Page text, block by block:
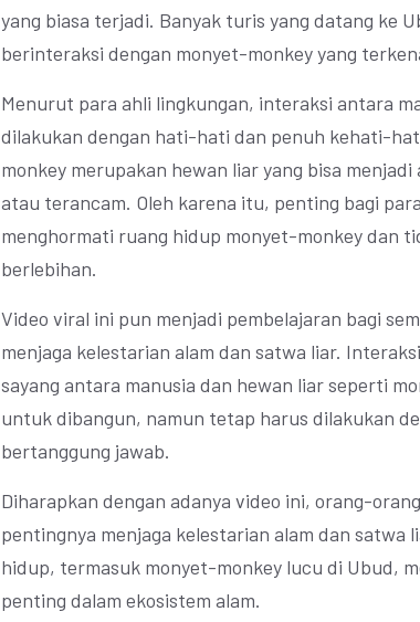
yang biasa terjadi. Banyak turis yang datang ke
berinteraksi dengan monyet-monkey yang
Menurut para ahli lingkungan, interaksi antara
dilakukan dengan hati-hati dan penuh kehati-
monkey merupakan hewan liar yang bisa
atau terancam. Oleh karena itu, penting bagi
menghormati ruang hidup monyet-monkey dan
berlebihan.
Video viral ini pun menjadi pembelajaran bagi
menjaga kelestarian alam dan satwa liar.
sayang antara manusia dan hewan liar seperti
untuk dibangun, namun tetap harus dilakukan
bertanggung jawab.
Diharapkan dengan adanya video ini, orang-
pentingnya menjaga kelestarian alam dan satwa
hidup, termasuk monyet-monkey lucu di Ubud,
penting dalam ekosistem alam.